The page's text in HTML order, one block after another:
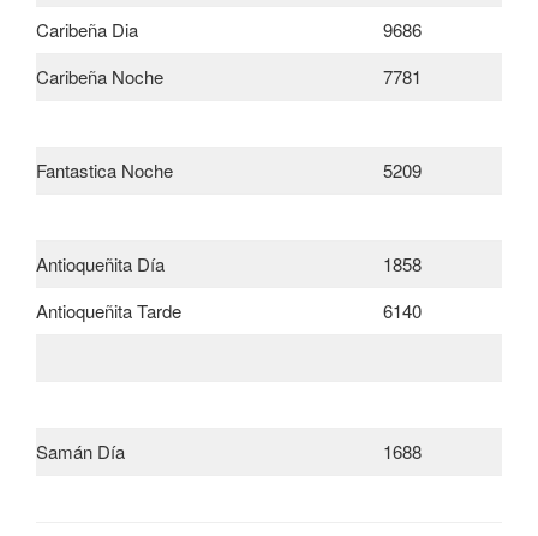
Caribeña Dia
9686
Caribeña Noche
7781
Fantastica Noche 5209
Antioqueñita Día
1858
Antioqueñita Tarde
6140
Samán Día 1688